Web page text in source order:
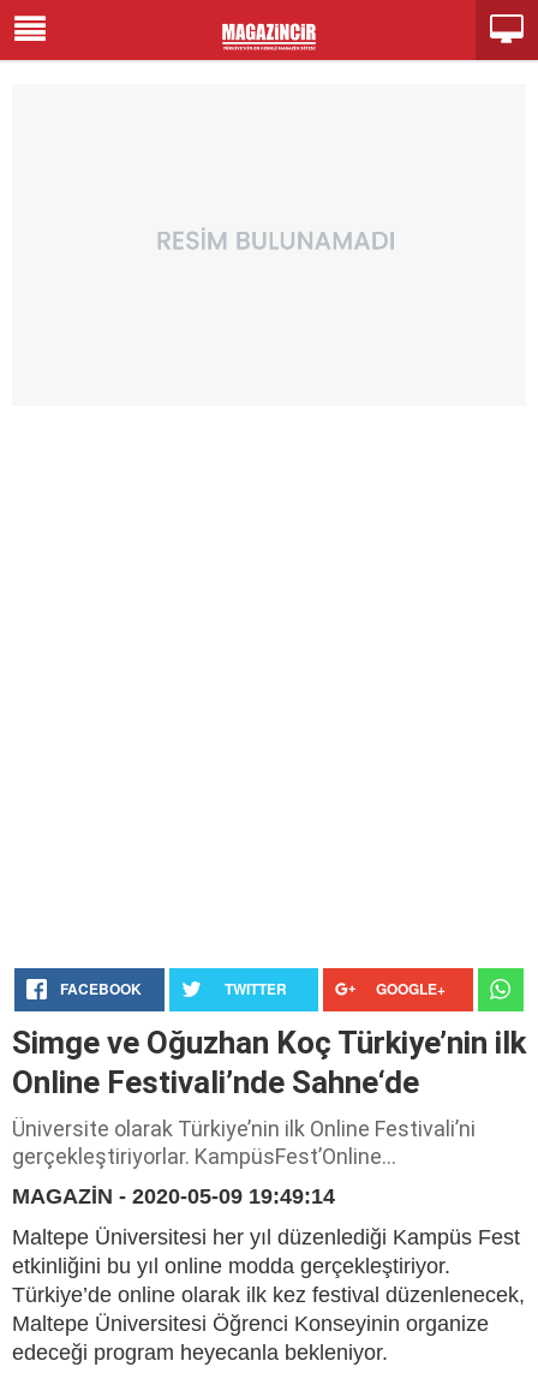
FACEBOOK TWITTER GOOGLE+
Simge ve Oğuzhan Koç Türkiye’nin ilk
Online Festivali’nde Sahne‘de
Üniversite olarak Türkiye’nin ilk Online Festivali’ni
gerçekleştiriyorlar. KampüsFest’Online…
MAGAZİN - 2020-05-09 19:49:14
Maltepe Üniversitesi her yıl düzenlediği Kampüs Fest
etkinliğini bu yıl online modda gerçekleştiriyor.
Türkiye’de online olarak ilk kez festival düzenlenecek,
Maltepe Üniversitesi Öğrenci Konseyinin organize
edeceği program heyecanla bekleniyor.